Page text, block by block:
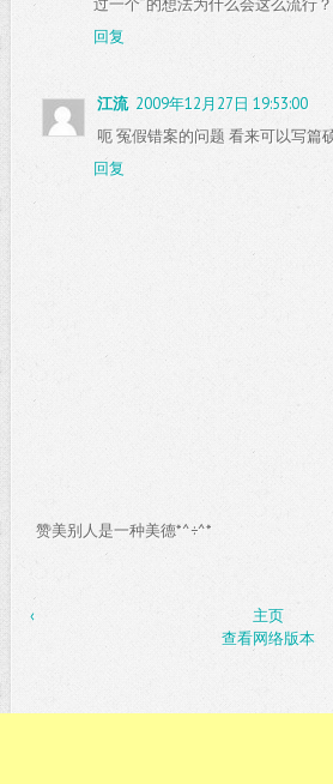
过一个”的想法为什么会这么流行？
回复
江流 2009年12月27日 19:53:00
呃 冤假错案的问题 看来可以写篇
回复
赞美别人是一种美德*^÷^*
‹
主页
查看网络版本